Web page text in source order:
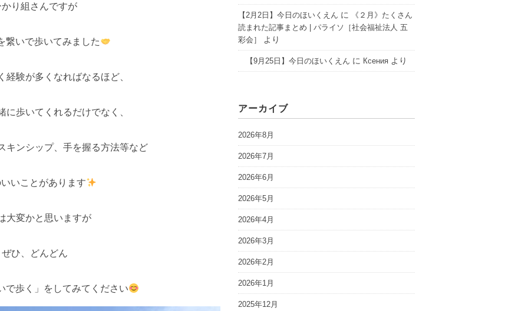
かり組さんですが
繋いで歩いてみました
経験が多くなればなるほど、
に歩いてくれるだけでなく、
キンシップ、手を握る方法等など
いことがあります
大変かと思いますが
ぜひ、どんどん
で歩く」をしてみてください
【2月2日】今日のほいくえん に
《２月》たくさん
読まれた記事まとめ | パライソ［社会福祉法人 五
彩会］
より
【9月25日】今日のほいくえん に Ксения より
アーカイブ
2026年8月
2026年7月
2026年6月
2026年5月
2026年4月
2026年3月
2026年2月
2026年1月
2025年12月